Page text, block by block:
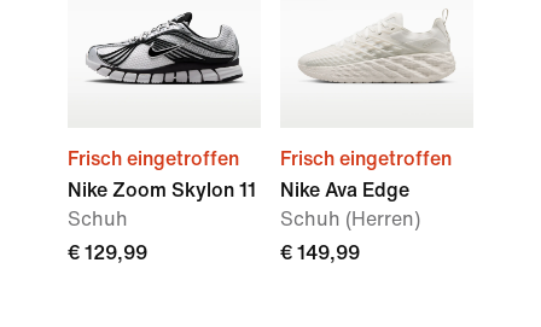
Frisch eingetroffen
Nike Zoom Skylon 11
Schuh
€ 129,99
Frisch eingetroffen
Nike Ava Edge
Schuh (Herren)
€ 149,99